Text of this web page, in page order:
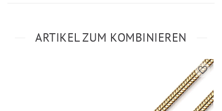
ARTIKEL ZUM KOMBINIEREN